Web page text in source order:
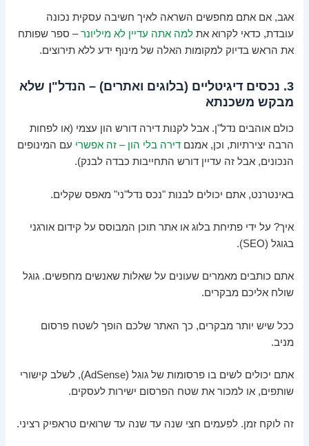
אגב, אם אתם מחפשים השראה לאיך חשיבה עסקית נכונה
עובדת, כדאי לקרוא אתלמה אתה עדיין לא מיליונר– ספר שפותח
את הראש בדיוק למקומות האלה של מינוף ידע ללא תירוצים.
3. נכסים דיגיטליים (בלוגים ואתרים) – הנדל"ן שלא
מבקש משכנתא
כולם אוהבים נדל"ן. אבל לקנות דירה דורש הון עצמי (או לפחות
הרבה יצירתיות, וכן, אמנםדירה בלי הון – זה אפשרי עם המינופים
הנכונים, אבל זה עדיין דורש התחייבות כבדה לבנק).
באינטרנט, אתם יכולים לבנות "נכס נדל"ני" מאפס שקלים.
איך? על ידי פתיחת בלוג או אתר תוכן המבוסס על קידום אורגני
בגוגל (SEO).
אתם כותבים מאמרים שעונים על שאלות שאנשים מחפשים. גוגל
שולח אליכם מבקרים.
ככל שיש יותר מבקרים, כך האתר שלכם הופך לשטח פרסום
מניב.
אתם יכולים לשים בו פרסומות של גוגל (AdSense), לשלב קישורי
שותפים, או למכור את שטח הפרסום ישירות לעסקים.
זה לוקח זמן. לפעמים חצי שנה עד שנה עד שרואים טראפיק רציני.